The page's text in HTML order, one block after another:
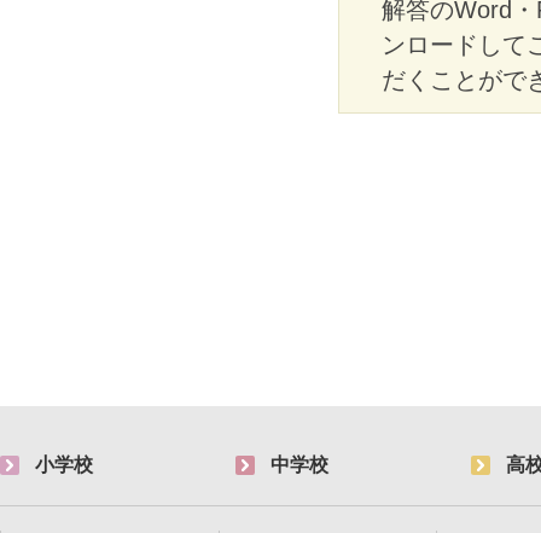
解答のWord
ンロードして
だくことがで
小学校 中学校 高